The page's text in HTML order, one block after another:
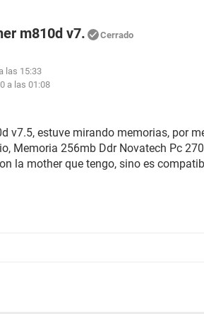
m810d v7. Cerrado
las 15:33
a las 01:08
v7.5, estuve mirando memorias, por
Memoria 256mb Ddr Novatech Pc
la mother que tengo, sino es